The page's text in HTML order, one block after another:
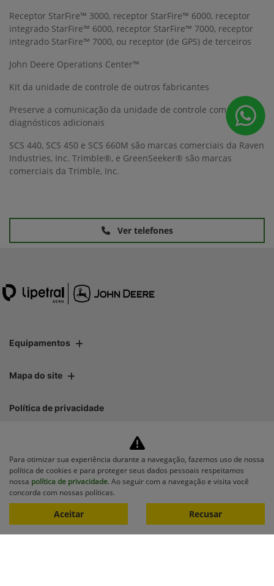
Receptor StarFire™ 3000, receptor StarFire™ 6000, receptor
integrado StarFire™ 6000, receptor StarFire™ 7000, receptor
integrado StarFire™ 7000, ou receptor (de GPS) de terceiros
John Deere Operations Center™
Kit da unidade de controle de outros fabricantes
Preserve a comunicação da unidade de controle com
diagnósticos adicionais
SCS 440, SCS 450 e SCS 660M são marcas comerciais da Raven
Industries, Inc. Trimble®, e GreenSeeker® são marcas
comerciais da Trimble, Inc.
Ver telefones
Equipamentos
Mapa do site
Política de privacidade
Lipetral Linhares Peças e Tratores Ltda
CNPJ: 27.733.195/0001-35
No trânsito, enxergar o outro
salva vidas.
Para otimizar sua experiência durante a navegação, fazemos uso de nossa
política de cookies e para proteger seus dados pessoais respeitamos
nossa política de privacidade. Ao seguir com a navegação e visita você
concorda com nossas políticas.
Aceitar Recusar